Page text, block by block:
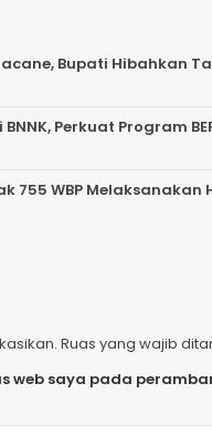
Bupati Hibahkan
Perkuat Program
755 WBP Melaksanakan
Ruas yang wajib
web saya pada